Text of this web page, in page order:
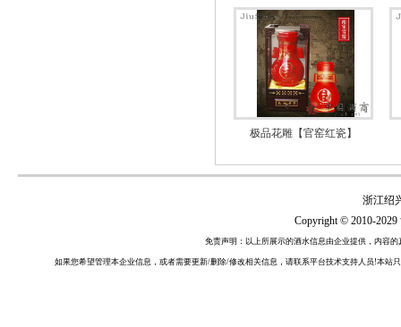
极品花雕【官窑红瓷】
浙江绍
Copyright © 2010-2029
免责声明：以上所展示的酒水信息由企业提供，内容
如果您希望管理本企业信息，或者需要更新/删除/修改相关信息，请联系平台技术支持人员!本